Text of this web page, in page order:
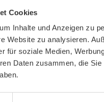
Cookies
Inhalte und Anzeigen zu
Website zu analysieren.
für soziale Medien,
Daten zusammen, die